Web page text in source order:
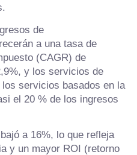
de
a una tasa de
(CAGR) de
y los servicios de
servicios basados ​​en la
el 20 % de los ingresos
a 16%, lo que refleja
y un mayor ROI (retorno